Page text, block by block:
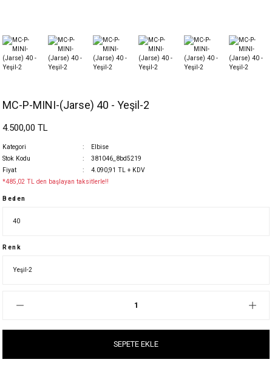
MC-P-MINI-(Jarse) 40 - Yeşil-2
4.500,00 TL
Kategori
Elbise
Stok Kodu
381046_8bd5219
Fiyat
4.090,91 TL + KDV
*485,02 TL den başlayan taksitlerle!!
Beden
Renk
SEPETE EKLE